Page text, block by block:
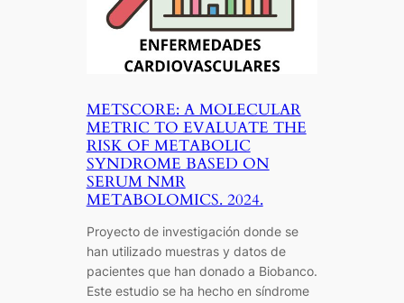
METSCORE: A MOLECULAR
METRIC TO EVALUATE THE
RISK OF METABOLIC
SYNDROME BASED ON
SERUM NMR
METABOLOMICS. 2024.
Proyecto de investigación donde se
han utilizado muestras y datos de
pacientes que han donado a Biobanco.
Este estudio se ha hecho en síndrome